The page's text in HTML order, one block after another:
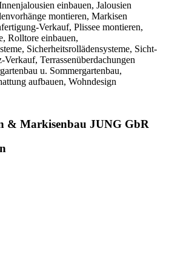
einbauen, Jalousien
montieren, Markisen
Verkauf, Plissee montieren,
Rolltore einbauen,
Sicherheitsrollädensysteme, Sicht-
Verkauf, Terrassenüberdachungen
u. Sommergartenbau,
aufbauen, Wohndesign
& Markisenbau JUNG GbR